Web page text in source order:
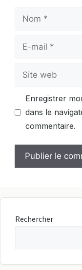
Nom
Site
Enregistrer
dans le
commentaire.
Rechercher